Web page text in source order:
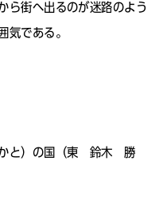
ら街へ出るのが迷路のよう
気である。
と）の国（東 鈴木 勝